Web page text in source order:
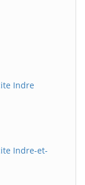
Indre
Indre-et-